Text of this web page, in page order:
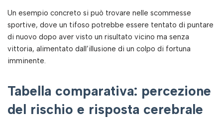
Un esempio concreto si può trovare nelle scommesse
sportive, dove un tifoso potrebbe essere tentato di puntare
di nuovo dopo aver visto un risultato vicino ma senza
vittoria, alimentato dall’illusione di un colpo di fortuna
imminente.
Tabella comparativa: percezione
del rischio e risposta cerebrale